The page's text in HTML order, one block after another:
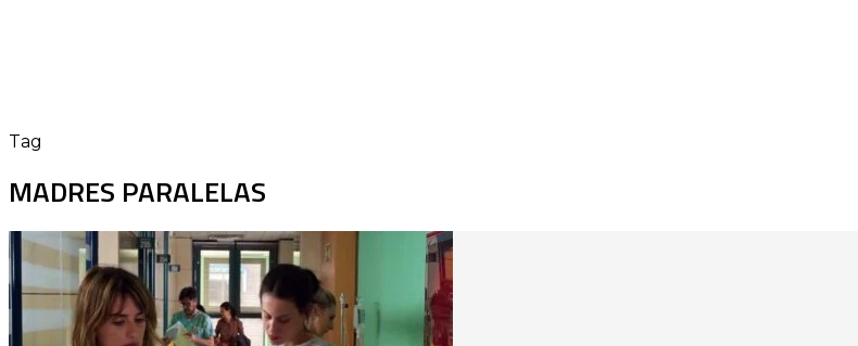
Tag
MADRES PARALELAS